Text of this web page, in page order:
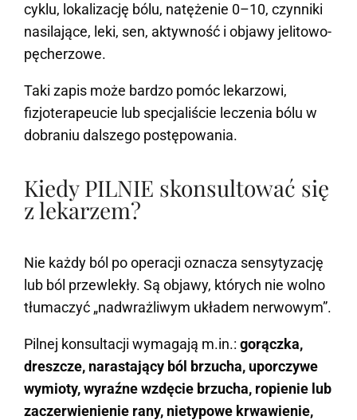
cyklu, lokalizację bólu, natężenie 0–10, czynniki
nasilające, leki, sen, aktywność i objawy jelitowo-
pęcherzowe.
Taki zapis może bardzo pomóc lekarzowi,
fizjoterapeucie lub specjaliście leczenia bólu w
dobraniu dalszego postępowania.
Kiedy PILNIE skonsultować się
z lekarzem?
Nie każdy ból po operacji oznacza sensytyzację
lub ból przewlekły. Są objawy, których nie wolno
tłumaczyć „nadwrażliwym układem nerwowym”.
Pilnej konsultacji wymagają m.in.: gorączka,
dreszcze, narastający ból brzucha, uporczywe
wymioty, wyraźne wzdęcie brzucha, ropienie lub
zaczerwienienie rany, nietypowe krwawienie,